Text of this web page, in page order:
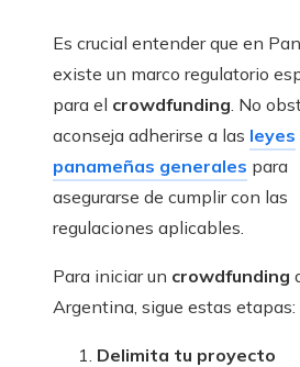
Es crucial entender que en
existe un marco regulatorio
para el crowdfunding . No
aconseja adherirse a las leyes
panameñas generales para
asegurarse de cumplir con las
regulaciones aplicables.
Para iniciar un crowdfunding
Argentina, sigue estas etapas:
Delimita tu proyecto